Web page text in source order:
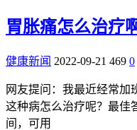
胃胀痛怎么治疗
健康新闻 2022-09-21 469 0
网友提问：我最近经常加
这种病怎么治疗呢？最佳
间，可用